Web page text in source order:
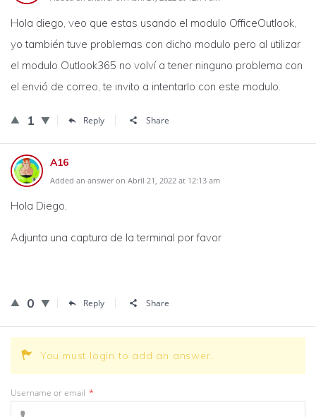
Hola diego, veo que estas usando el modulo OfficeOutlook,
yo también tuve problemas con dicho modulo pero al utilizar
el modulo Outlook365 no volví a tener ninguno problema con
el envió de correo, te invito a intentarlo con este modulo.
1 Reply Share
A16
Added an answer on Abril 21, 2022 at 12:13 am
Hola Diego,
Adjunta una captura de la terminal por favor
0 Reply Share
You must login to add an answer.
Username or email *